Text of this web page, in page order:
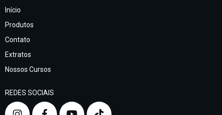
Início
Produtos
Contato
Extratos
Nossos Cursos
REDES SOCIAIS